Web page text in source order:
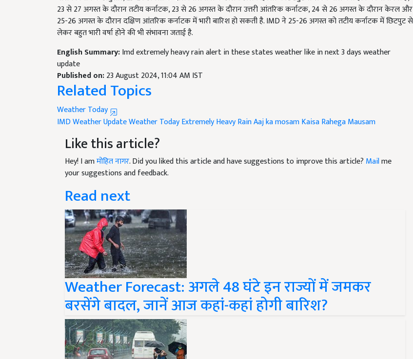
25-26 अगस्त के दौरान दक्षिण आंतरिक कर्नाटक में भारी बारिश हो सकती है. IMD ने 25-26 अगस्त को तटीय कर्नाटक में छिटपुट से
लेकर बहुत भारी वर्षा होने की भी संभावना जताई है.
English Summary:
Imd extremely heavy rain alert in these states weather like in next 3 days weather
update
Published on:
Related Topics
Weather Today
IMD Weather Update
Like this article?
Hey! I amमोहित नागर . Did you liked this article and have suggestions to improve this article?
your suggestions and feedback.
Read next
Weather Forecast: अगले 48 घंटे इन राज्यों में जमकर
बरसेंगे बादल, जानें आज कहां-कहां होगी बारिश?